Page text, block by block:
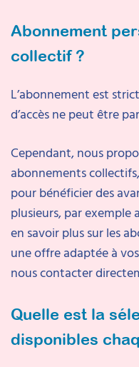
Abonnement
collectif ?
L’abonnement est
d’accès ne peut être
Cependant, nous
abonnements
pour bénéficier des
plusieurs, par exemple
en savoir plus sur les
une offre adaptée à
nous contacter
Quelle est la
disponibles